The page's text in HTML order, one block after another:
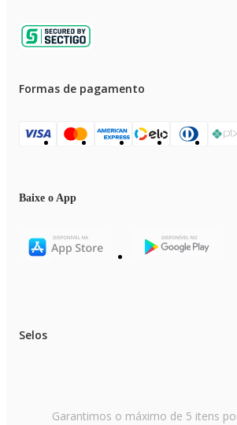
Formas de pagamento
Baixe o App
Selos
Garantimos o máximo de 5 itens